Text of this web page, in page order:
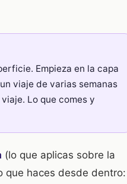
Empieza en la capa
viaje de varias semanas
Lo que comes y
(lo que aplicas sobre la
que haces desde dentro: